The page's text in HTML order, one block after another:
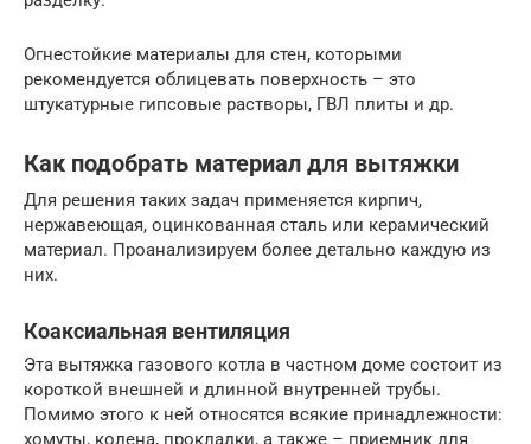
Огнестойкие материалы для стен, которыми
рекомендуется облицевать поверхность – это
штукатурные гипсовые растворы, ГВЛ плиты и др.
Как подобрать материал для вытяжки
Для решения таких задач применяется кирпич,
нержавеющая, оцинкованная сталь или керамический
материал. Проанализируем более детально каждую из
них.
Коаксиальная вентиляция
Эта вытяжка газового котла в частном доме состоит из
короткой внешней и длинной внутренней трубы.
Помимо этого к ней относятся всякие принадлежности:
хомуты, колена, прокладки, а также – приемник для